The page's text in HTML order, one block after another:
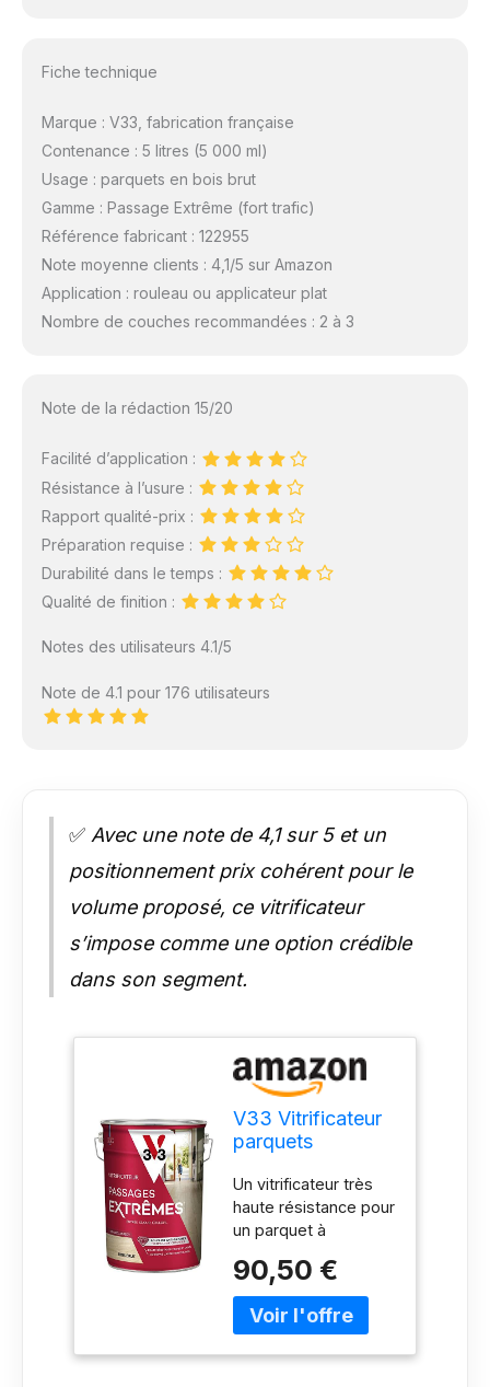
Fiche technique
Marque : V33, fabrication française
Contenance : 5 litres (5 000 ml)
Usage : parquets en bois brut
Gamme : Passage Extrême (fort trafic)
Référence fabricant : 122955
Note moyenne clients : 4,1/5 sur Amazon
Application : rouleau ou applicateur plat
Nombre de couches recommandées : 2 à 3
Note de la rédaction 15/20
Facilité d’application :
Résistance à l’usure :
Rapport qualité-prix :
Préparation requise :
Durabilité dans le temps :
Qualité de finition :
Notes des utilisateurs 4.1/5
Note de 4.1 pour 176 utilisateurs
✅ Avec une note de 4,1 sur 5 et un
positionnement prix cohérent pour le
volume proposé, ce vitrificateur
s’impose comme une option crédible
dans son segment.
V33 Vitrificateur
parquets
Bois brut, 5L
Un vitrificateur très
haute résistance pour
un parquet à
De haute qualité,
particulièrement
adapté aux pièces à
90,50 €